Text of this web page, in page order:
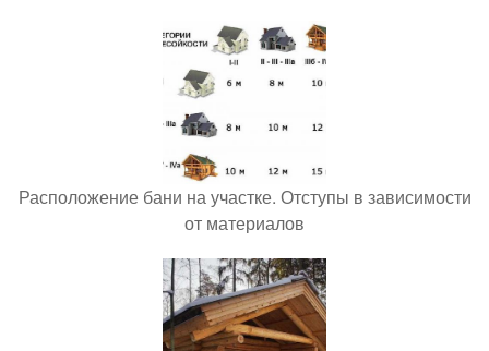
Расположение бани на участке. Отступы в зависимости
от материалов